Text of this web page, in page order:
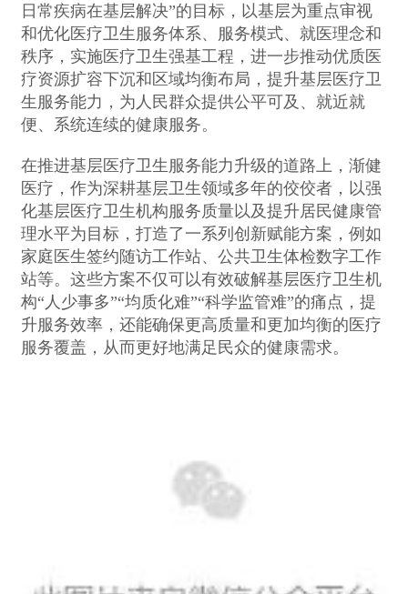
日常疾病在基层解决”的目标，以基层为重点审视
和优化医疗卫生服务体系、服务模式、就医理念和
秩序，实施医疗卫生强基工程，进一步推动优质医
疗资源扩容下沉和区域均衡布局，提升基层医疗卫
生服务能力，为人民群众提供公平可及、就近就
便、系统连续的健康服务。
在推进基层医疗卫生服务能力升级的道路上，渐健
医疗，作为深耕基层卫生领域多年的佼佼者，以强
化基层医疗卫生机构服务质量以及提升居民健康管
理水平为目标，打造了一系列创新赋能方案，例如
家庭医生签约随访工作站、公共卫生体检数字工作
站等。这些方案不仅可以有效破解基层医疗卫生机
构“人少事多”“均质化难”“科学监管难”的痛点，提
升服务效率，还能确保更高质量和更加均衡的医疗
服务覆盖，从而更好地满足民众的健康需求。